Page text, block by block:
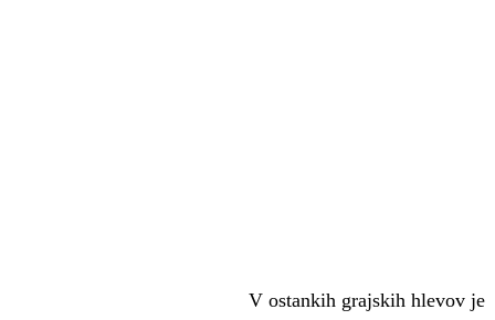
V ostankih grajskih hlevov je